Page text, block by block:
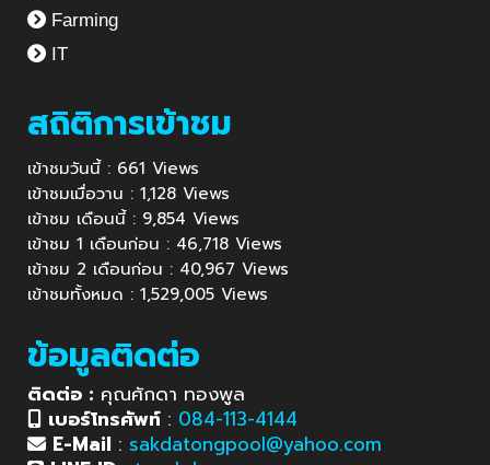
Farming
IT
สถิติการเข้าชม
เข้าชมวันนี้ : 661 Views
เข้าชมเมื่อวาน : 1,128 Views
เข้าชม เดือนนี้ : 9,854 Views
เข้าชม 1 เดือนก่อน : 46,718 Views
เข้าชม 2 เดือนก่อน : 40,967 Views
เข้าชมทั้งหมด : 1,529,005 Views
ข้อมูลติดต่อ
ติดต่อ : คุณศักดา ทองพูล
เบอร์โทรศัพท์ : 084-113-4144
E-Mail : sakdatongpool@yahoo.com